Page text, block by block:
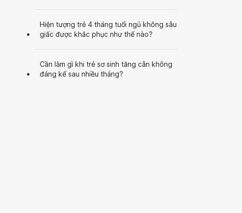
Hiện tượng trẻ 4 tháng tuổi ngủ không sâu
giấc được khắc phục như thế nào?
Cần làm gì khi trẻ sơ sinh tăng cân không
đáng kể sau nhiều tháng?